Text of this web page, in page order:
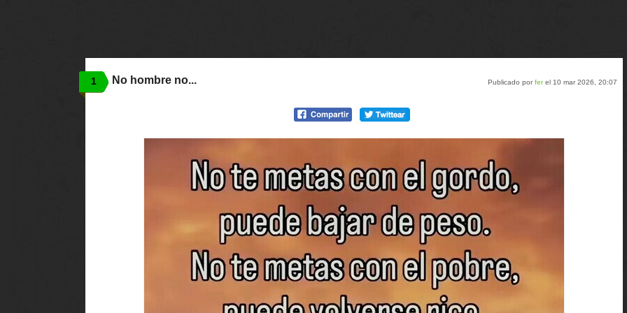
1 Publicado porferel 10 mar 2026, 20:07
No hombre no...